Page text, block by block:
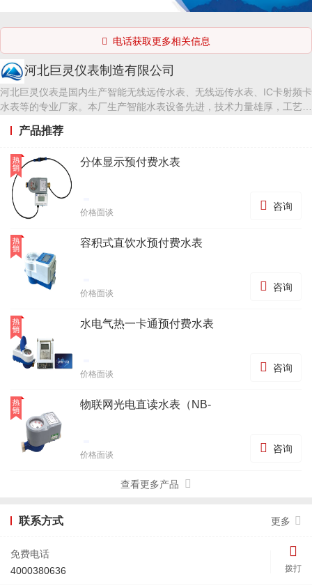
 电话获取更多相关信息
河北巨灵仪表制造有限公司
河北巨灵仪表是国内生产智能无线远传水表、无线远传水表、IC卡射频卡
水表等的专业厂家。本厂生产智能水表设备先进，技术力量雄厚，工艺流
水表检定台、打压台、热量表检定台等。智能水表技术先进，最新研制的
区新装、旧小区水表改造、农村安全饮水工程等，抄表方便，节省人工及
交通成本，极大的提升了工作效率。
产品推荐
分体显示预付费水表
 咨询
价格面谈
容积式直饮水预付费水表
 咨询
价格面谈
水电气热一卡通预付费水表
 咨询
价格面谈
物联网光电直读水表（NB-
 咨询
价格面谈
查看更多产品
联系方式 更多

拨打
免费电话
4000380636